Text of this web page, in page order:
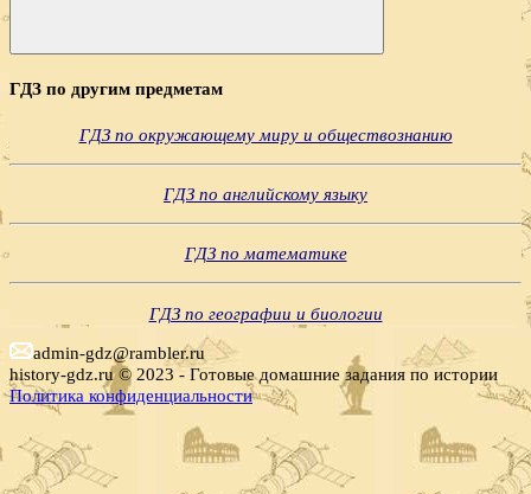
Поиск
ГДЗ по другим предметам
ГДЗ по окружающему миру и обществознанию
ГДЗ по английскому языку
ГДЗ по математике
ГДЗ по географии и биологии
admin-gdz@rambler.ru
history-gdz.ru © 2023 - Готовые домашние задания по истории
Политика конфиденциальности